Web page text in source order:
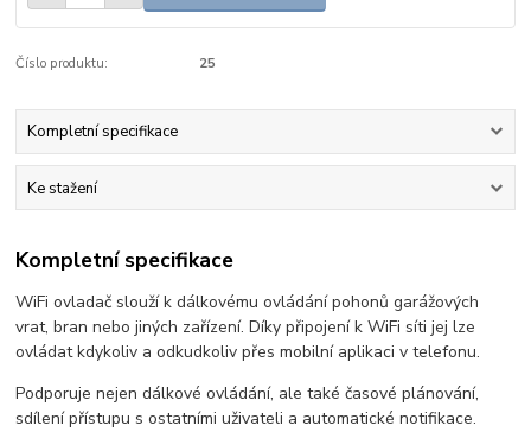
Číslo produktu: 25
Kompletní specifikace
Ke stažení
Kompletní specifikace
WiFi ovladač slouží k dálkovému ovládání pohonů garážových
vrat, bran nebo jiných zařízení. Díky připojení k WiFi síti jej lze
ovládat kdykoliv a odkudkoliv přes mobilní aplikaci v telefonu.
Podporuje nejen dálkové ovládání, ale také časové plánování,
sdílení přístupu s ostatními uživateli a automatické notifikace.